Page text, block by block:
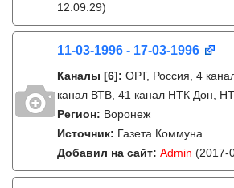
12:09:29)
11-03-1996 - 17-03-1996
Каналы [6]: ОРТ, Россия, 4
канал ВТВ, 41 канал НТК Дон,
Регион: Воронеж
Источник: Газета Коммуна
Добавил на сайт: Admin (2017-